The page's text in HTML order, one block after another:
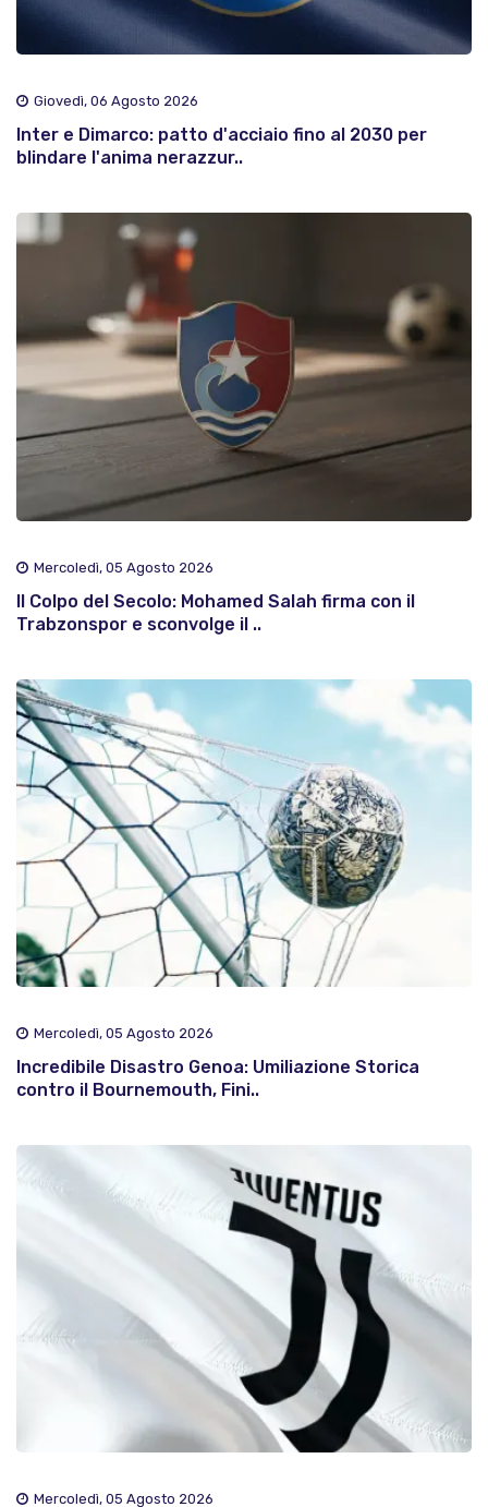
Giovedì, 06 Agosto 2026
Inter e Dimarco: patto d'acciaio fino al 2030 per
blindare l'anima nerazzur..
Mercoledì, 05 Agosto 2026
Il Colpo del Secolo: Mohamed Salah firma con il
Trabzonspor e sconvolge il ..
Mercoledì, 05 Agosto 2026
Incredibile Disastro Genoa: Umiliazione Storica
contro il Bournemouth, Fini..
Mercoledì, 05 Agosto 2026